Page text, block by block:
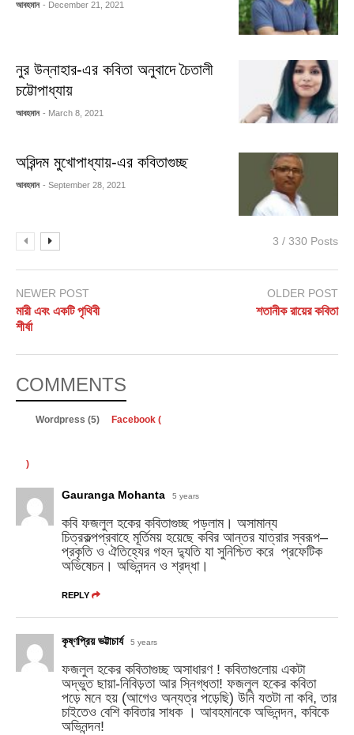
আবহমান - December 21, 2021
নুর উন্নাহার-এর কবিতা অনুবাদে চৈতালী
চট্টোপাধ্যায়
আবহমান - March 8, 2021
অরিন্দম মুখোপাধ্যায়-এর কবিতাগুচ্ছ
আবহমান - September 28, 2021
3 / 330 Posts
NEWER POST
মারী এবং একটি পৃথিবী
শীর্ষা
OLDER POST
শতানীক রায়ের কবিতা
COMMENTS
Wordpress (5) Facebook (
)
Gauranga Mohanta 5 years
কবি ফজলুল হকের কবিতাগুচ্ছ পড়লাম। অসামান্য
চিত্রকল্পপ্রবাহে মূর্তিময় হয়েছে কবির আন্তর যাত্রার স্বরূপ–
প্রকৃতি ও ঐতিহ্যের গহন দ্যুতি যা সুনিশ্চিত করে প্রফেটিক
অভিষেচন। অভিনন্দন ও শ্রদ্ধা।
REPLY
কৃষ্ণপ্রিয় ভট্টাচার্য 5 years
ফজলুল হকের কবিতাগুচ্ছ অসাধারণ ! কবিতাগুলোয় একটা
অদ্ভুত ছায়া-নিবিড়তা আর স্নিগ্ধতা! ফজলুল হকের কবিতা
পড়ে মনে হয় (আগেও অন্যত্র পড়েছি) উনি যতটা না কবি, তার
চাইতেও বেশি কবিতার সাধক । আবহমানকে অভিনন্দন, কবিকে
অভিনন্দন!